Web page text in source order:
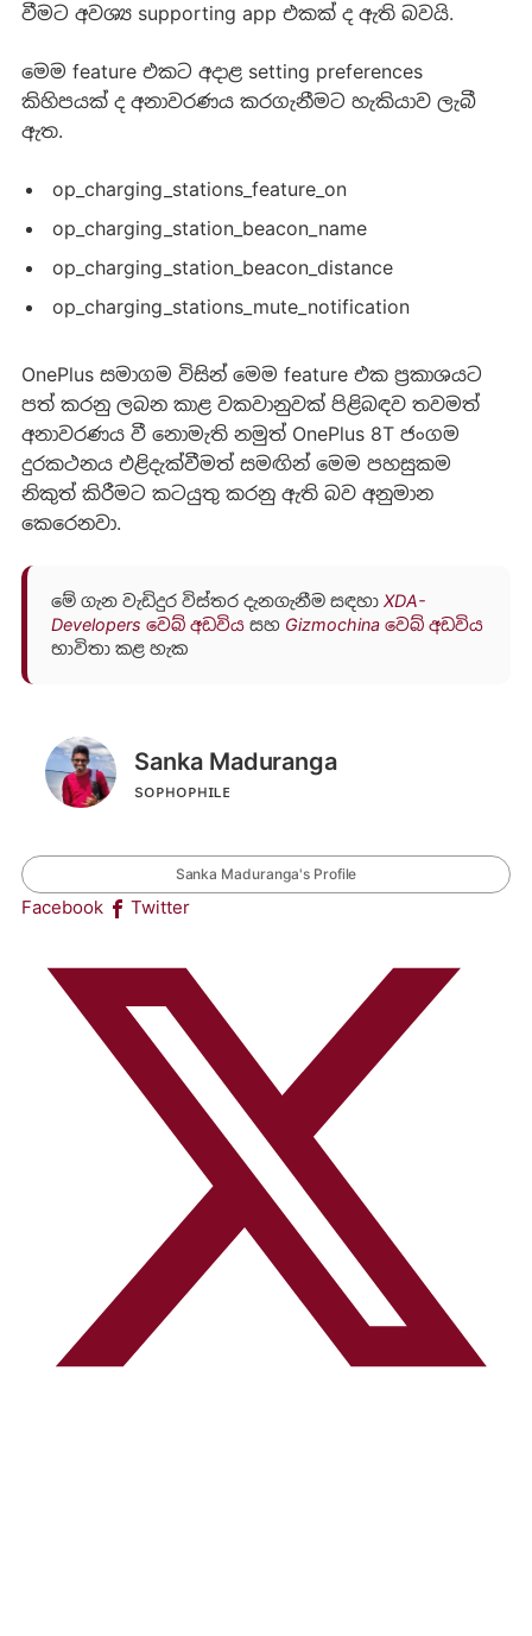
වීමට අවශ්‍ය supporting app එකක් ද ඇති බවයි.
මෙම feature එකට අදාළ setting preferences
කිහිපයක් ද අනාවරණය කරගැනීමට හැකියාව ලැබී
ඇත.
op_charging_stations_feature_on
op_charging_station_beacon_name
op_charging_station_beacon_distance
op_charging_stations_mute_notification
OnePlus සමාගම විසින් මෙම feature එක ප්‍රකාශයට
පත් කරනු ලබන කාළ වකවානුවක් පිළිබඳව තවමත්
අනාවරණය වී නොමැති නමුත් OnePlus 8T ජංගම
දුරකථනය එළිදැක්වීමත් සමඟින් මෙම පහසුකම
නිකුත් කිරීමට කටයුතු කරනු ඇති බව අනුමාන
කෙරෙනවා.
මේ ගැන වැඩිදුර විස්තර දැනගැනීම සඳහා XDA-
Developers වෙබ් අඩවියසහ Gizmochina වෙබ් අඩවිය
භාවිතා කළ හැක
Sanka Maduranga
sᴏᴘʜᴏᴘʜɪʟᴇ
Sanka Maduranga's Profile
Facebook Twitter